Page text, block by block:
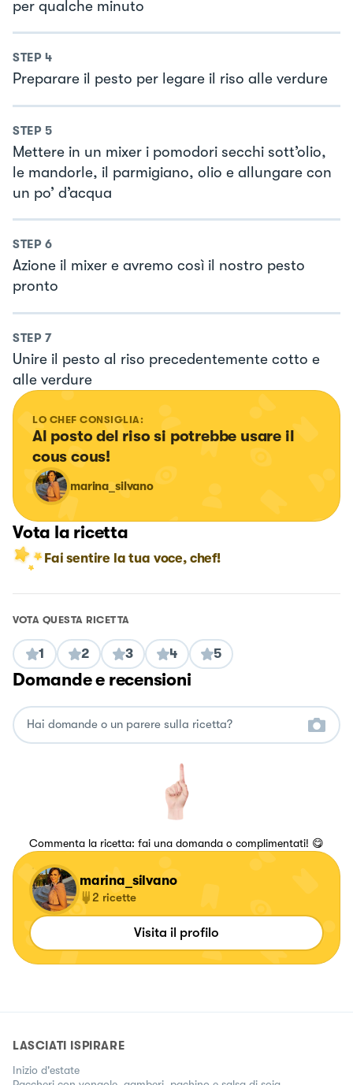
per qualche minuto
STEP 4
Preparare il pesto per legare il riso alle verdure
STEP 5
Mettere in un mixer i pomodori secchi sott’olio,
le mandorle, il parmigiano, olio e allungare con
un po’ d’acqua
STEP 6
Azione il mixer e avremo così il nostro pesto
pronto
STEP 7
Unire il pesto al riso precedentemente cotto e
alle verdure
LO CHEF CONSIGLIA:
Al posto del riso si potrebbe usare il
cous cous!
marina_silvano
Vota la ricetta
Fai sentire la tua voce, chef!
VOTA QUESTA RICETTA
1 2 3 4 5
Domande e recensioni
Commenta la ricetta: fai una domanda o complimentati! 😋
marina_silvano
2 ricette
Visita il profilo
LASCIATI ISPIRARE
Inizio d'estate